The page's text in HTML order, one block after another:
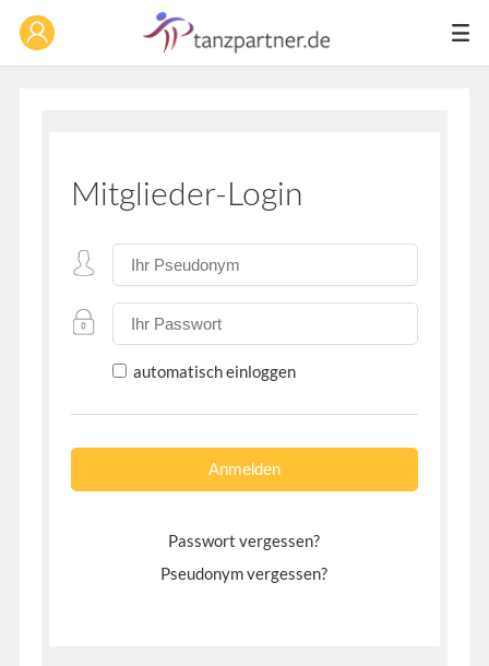
Mitglieder-Login
automatisch einloggen
Passwort vergessen?
Pseudonym vergessen?